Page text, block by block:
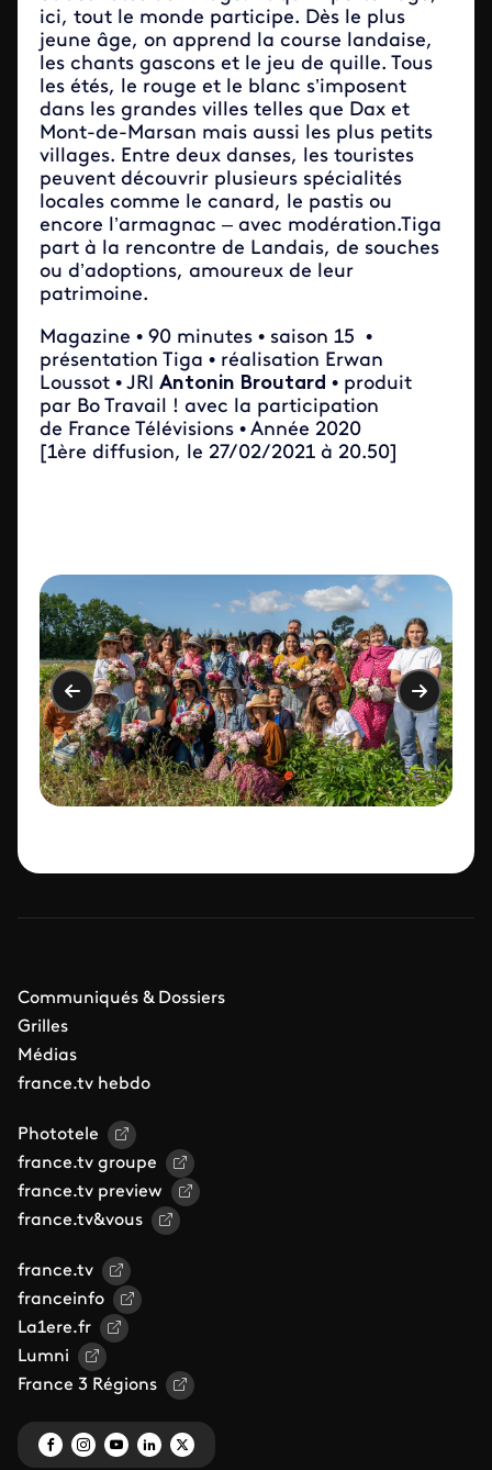
ici, tout le monde participe. Dès le plus
jeune âge, on apprend la course landaise,
les chants gascons et le jeu de quille. Tous
les étés, le rouge et le blanc s’imposent
dans les grandes villes telles que Dax et
Mont-de-Marsan mais aussi les plus petits
villages. Entre deux danses, les touristes
peuvent découvrir plusieurs spécialités
locales comme le canard, le pastis ou
encore l’armagnac – avec modération.Tiga
part à la rencontre de Landais, de souches
ou d’adoptions, amoureux de leur
patrimoine.
Magazine • 90 minutes • saison 15 •
présentation Tiga • réalisation Erwan
Loussot • JRI Antonin Broutard • produit
par Bo Travail ! avec la participation
de France Télévisions • Année 2020
[1ère diffusion, le 27/02/2021 à 20.50]
Communiqués & Dossiers
Grilles
Médias
france.tv hebdo
Phototele
france.tv groupe
france.tv preview
france.tv&vous
france.tv
franceinfo
La1ere.fr
Lumni
France 3 Régions